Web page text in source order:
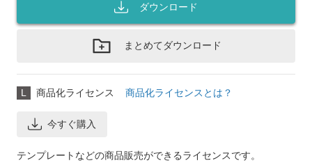
ダウンロード
まとめてダウンロード
L 商品化ライセンス 商品化ライセンスとは？
今すぐ購入
テンプレートなどの商品販売ができるライセンスです。